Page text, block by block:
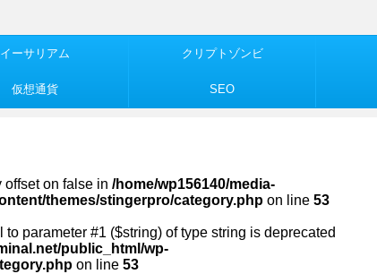
イーサリアム クリプトゾンビ
仮想通貨 SEO
offset on false in /home/wp156140/media-
themes/stingerpro/category.php on line 53
to parameter #1 ($string) of type string is deprecated
public_html/wp-
on line 53